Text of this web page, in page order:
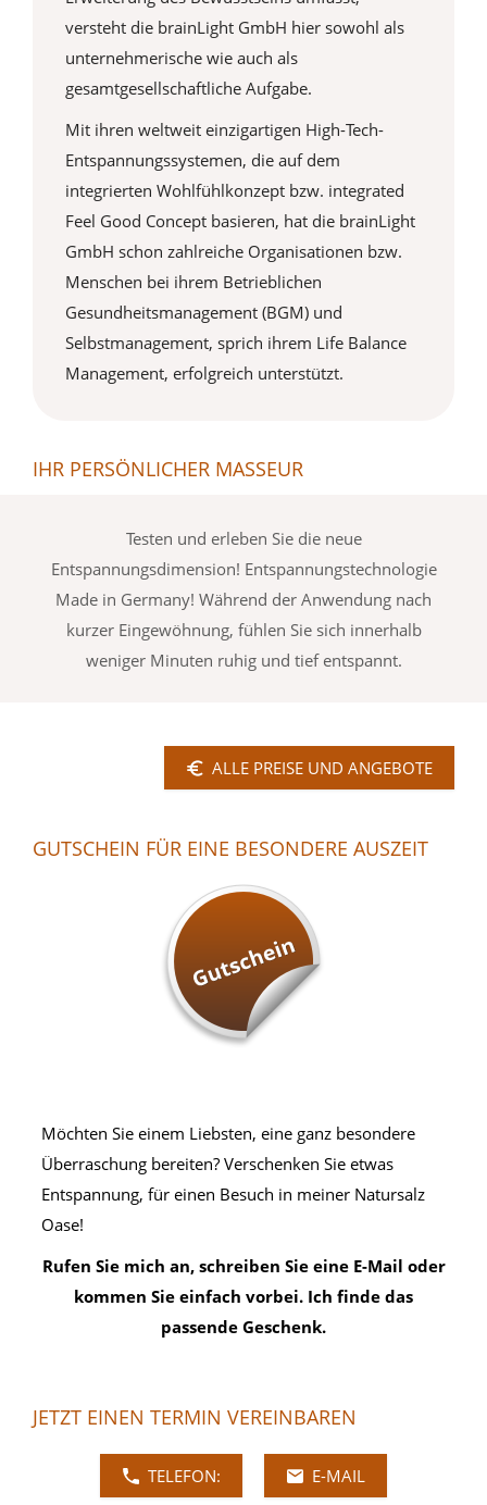
versteht die brainLight GmbH hier sowohl als
unternehmerische wie auch als
gesamtgesellschaftliche Aufgabe.
Mit ihren weltweit einzigartigen High-Tech-
Entspannungssystemen, die auf dem
integrierten Wohlfühlkonzept bzw. integrated
Feel Good Concept basieren, hat die brainLight
GmbH schon zahlreiche Organisationen bzw.
Menschen bei ihrem Betrieblichen
Gesundheitsmanagement (BGM) und
Selbstmanagement, sprich ihrem Life Balance
Management, erfolgreich unterstützt.
IHR PERSÖNLICHER MASSEUR
Testen und erleben Sie die neue
Entspannungsdimension! Entspannungstechnologie
Made in Germany! Während der Anwendung nach
kurzer Eingewöhnung, fühlen Sie sich innerhalb
weniger Minuten ruhig und tief entspannt.
ALLE PREISE UND ANGEBOTE
GUTSCHEIN FÜR EINE BESONDERE AUSZEIT
Möchten Sie einem Liebsten, eine ganz besondere
Überraschung bereiten? Verschenken Sie etwas
Entspannung, für einen Besuch in meiner Natursalz
Oase!
Rufen Sie mich an, schreiben Sie eine E-Mail oder
kommen Sie einfach vorbei. Ich finde das
passende Geschenk.
JETZT EINEN TERMIN VEREINBAREN
TELEFON: E-MAIL